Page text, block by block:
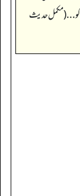
کو... (مکمل حدیث